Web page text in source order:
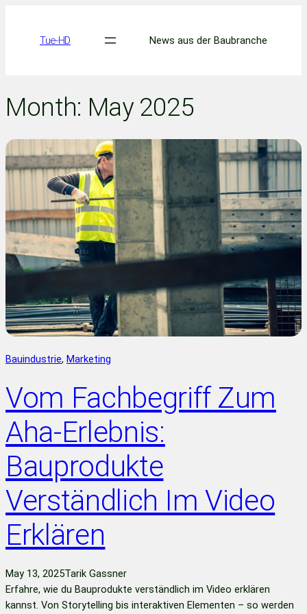
contentTue-HD News aus der Baubranche
Month: May 2025
Bauindustrie, Marketing
Vom Fachbegriff Zum
Aha-Erlebnis:
Bauprodukte
Verständlich Im Video
Erklären
May 13, 2025Tarik Gassner
Erfahre, wie du Bauprodukte verständlich im Video erklären
kannst. Von Storytelling bis interaktiven Elementen – so werden